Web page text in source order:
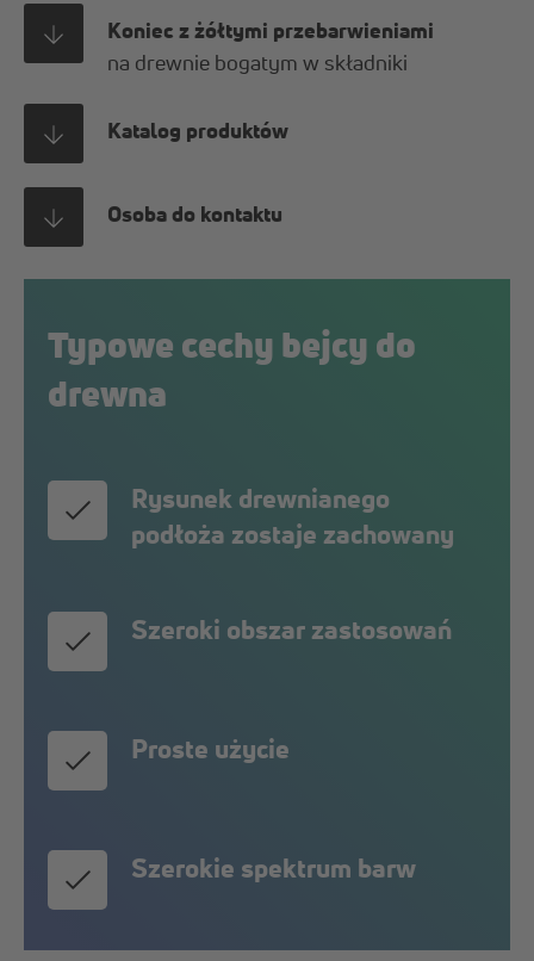
Koniec z żółtymi przebarwieniami
na drewnie bogatym w składniki
Katalog produktów
Osoba do kontaktu
Typowe cechy bejcy do
drewna
Rysunek drewnianego
podłoża zostaje zachowany
Szeroki obszar zastosowań
Proste użycie
Szerokie spektrum barw